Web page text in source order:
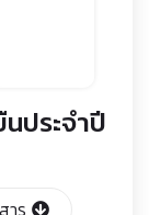
ประจำปี
าร